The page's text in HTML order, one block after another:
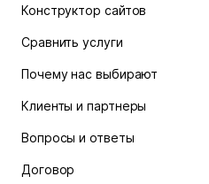
Конструктор сайтов
Сравнить услуги
Почему нас выбирают
Клиенты и партнеры
Вопросы и ответы
Договор